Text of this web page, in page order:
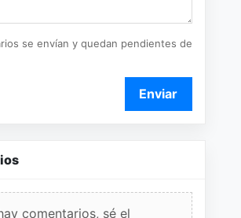
se envían y quedan pendientes de
Enviar
comentarios, sé el